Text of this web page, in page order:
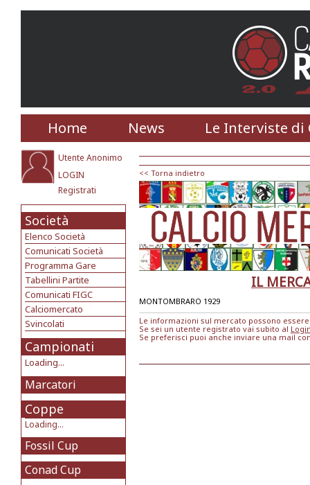
Home News Le Interviste di
Utente Anonimo
LOGIN
Registrati
Società
Elenco Società
Comunicati Società
Programma Gare
Tabellini Partite
Comunicati FIGC
Calciomercato
Svincolati
Campionati
Loading...
Marcatori
Coppe
Loading...
Fossil Cup
Conad Cup
<< Torna indietro
IL
MONTOMBRARO 1929
Le informazioni sul mercato possono
Se sei un utente registrato vai subito al
Se preferisci puoi anche inviare una mail